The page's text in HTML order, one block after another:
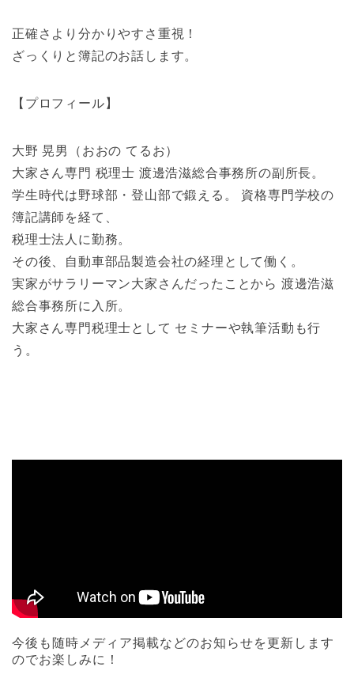
正確さより分かりやすさ重視！
ざっくりと簿記のお話します。
【プロフィール】
大野 晃男（おおの てるお）
大家さん専門 税理士 渡邊浩滋総合事務所の副所長。
学生時代は野球部・登山部で鍛える。 資格専門学校の
簿記講師を経て、
税理士法人に勤務。
その後、自動車部品製造会社の経理として働く。
実家がサラリーマン大家さんだったことから 渡邊浩滋
総合事務所に入所。
大家さん専門税理士として セミナーや執筆活動も行
う。
今後も随時メディア掲載などのお知らせを更新します
のでお楽しみに！